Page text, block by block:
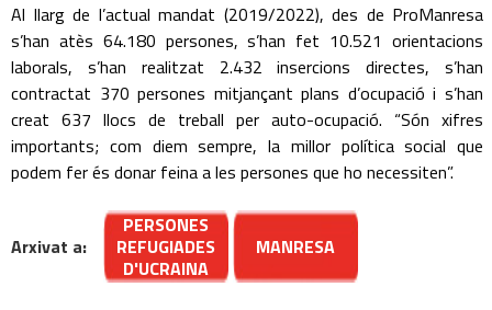
Al llarg de l’actual mandat (2019/2022), des de ProManresa
s’han atès 64.180 persones, s’han fet 10.521 orientacions
laborals, s’han realitzat 2.432 insercions directes, s’han
contractat 370 persones mitjançant plans d’ocupació i s’han
creat 637 llocs de treball per auto-ocupació. “Són xifres
importants; com diem sempre, la millor política social que
podem fer és donar feina a les persones que ho necessiten”.
Arxivat a:
PERSONES
REFUGIADES
D'UCRAINA
MANRESA